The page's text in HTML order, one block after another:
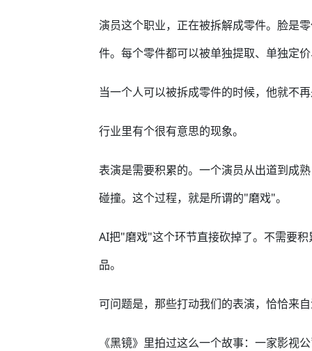
演员这个职业，正在被拆解成零件。脸是
件。每个零件都可以被单独提取、单独定
当一个人可以被拆成零件的时候，他就不
行业里有个很有意思的现象。
表演是需要积累的。一个演员从出道到成
碰撞。这个过程，就是所谓的"磨戏"。
AI把"磨戏"这个环节直接砍掉了。不需要
品。
可问题是，那些打动我们的表演，恰恰来
《黑镜》里拍过这么一个故事：一家影视